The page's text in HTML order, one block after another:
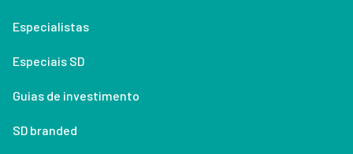
Especialistas
Especiais SD
Guias de investimento
SD branded